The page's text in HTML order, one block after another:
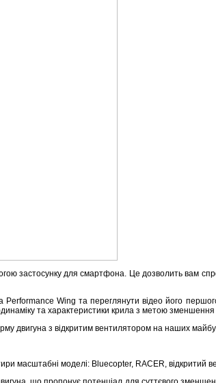
застосунку для смартфона. Це дозволить вам
Performance Wing та переглянути відео його
та характеристики крила з метою зменшення
двигуна з відкритим вентилятором на наших
масштабні моделі: Bluecopter, RACER, відкритий